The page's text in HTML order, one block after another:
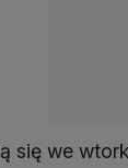
się we